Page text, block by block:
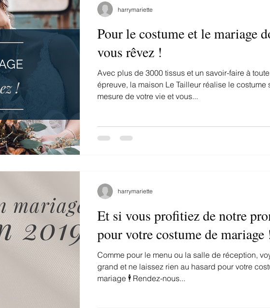
Pour le costume et le mariage
vous rêvez !
Avec plus de 3000 tissus et un savoir-faire à toute
épreuve, la maison Le Tailleur réalise le costume
mesure de votre vie et vous...
harrymariette
Et si vous profitiez de notre
pour votre costume de mariage
Comme pour le menu ou la salle de réception,
grand et ne laissez rien au hasard pour votre
mariage 🕴 Rendez-nous...
harrymariette